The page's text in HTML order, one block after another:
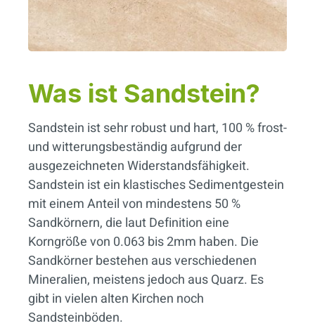
Was ist Sandstein?
Sandstein ist sehr robust und hart, 100 % frost-
und witterungsbeständig aufgrund der
ausgezeichneten Widerstandsfähigkeit.
Sandstein ist ein klastisches Sedimentgestein
mit einem Anteil von mindestens 50 %
Sandkörnern, die laut Definition eine
Korngröße von 0.063 bis 2mm haben. Die
Sandkörner bestehen aus verschiedenen
Mineralien, meistens jedoch aus Quarz. Es
gibt in vielen alten Kirchen noch
Sandsteinböden.